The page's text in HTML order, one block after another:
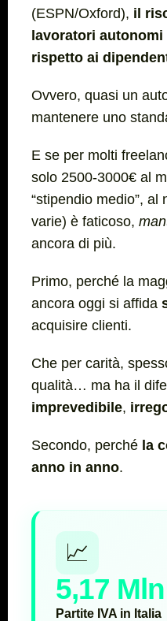
(ESPN/Oxford), il
lavoratori autonomi
rispetto ai
Ovvero, quasi un
mantenere uno
E se per molti
solo 2500-3000€ al
“stipendio medio”,
varie) è faticoso,
ancora di più.
Primo, perché la
ancora oggi si affida
acquisire clienti.
Che per carità,
qualità… ma ha il
imprevedibile,
Secondo, perché la
anno in anno.
📈
5,17 Mln
Partite IVA in Italia